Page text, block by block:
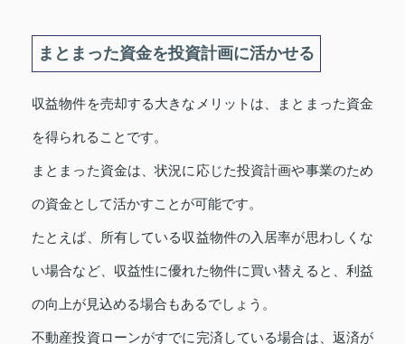
まとまった資金を投資計画に活かせる
収益物件を売却する大きなメリットは、まとまった資金
を得られることです。
まとまった資金は、状況に応じた投資計画や事業のため
の資金として活かすことが可能です。
たとえば、所有している収益物件の入居率が思わしくな
い場合など、収益性に優れた物件に買い替えると、利益
の向上が見込める場合もあるでしょう。
不動産投資ローンがすでに完済している場合は、返済が